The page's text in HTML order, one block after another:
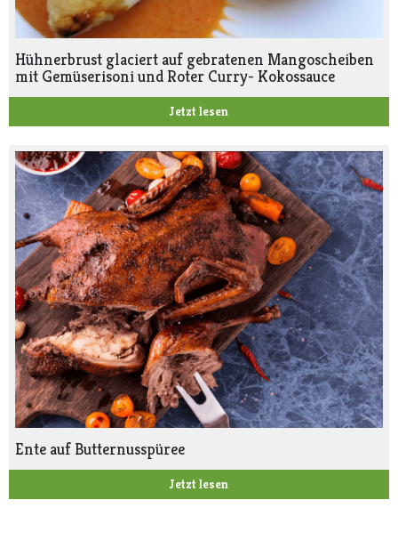
Hühnerbrust glaciert auf gebratenen Mangoscheiben
mit Gemüserisoni und Roter Curry- Kokossauce
Jetzt lesen
Ente auf Butternusspüree
Jetzt lesen